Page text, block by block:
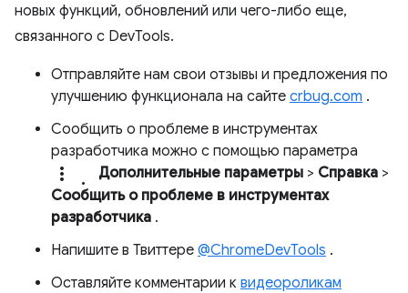
новых функций, обновлений или чего-либо еще,
связанного с DevTools.
Отправляйте нам свои отзывы и предложения по
улучшению функционала на сайте crbug.com .
Сообщить о проблеме в инструментах
разработчика можно с помощью параметра
more_vert. Дополнительные параметры > Справка >
Сообщить о проблеме в инструментах
разработчика .
Напишите в Твиттере @ChromeDevTools .
Оставляйте комментарии к видеороликам